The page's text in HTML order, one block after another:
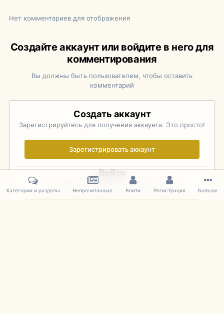
Нет комментариев для отображения
Создайте аккаунт или войдите в него для
комментирования
Вы должны быть пользователем, чтобы оставить
комментарий
Создать аккаунт
Зарегистрируйтесь для получения аккаунта. Это просто!
Зарегистрировать аккаунт
Войти
Уже зарегистрированы? Войдите здесь.
Категории и разделы Непрочитанные Войти Регистрация Больше